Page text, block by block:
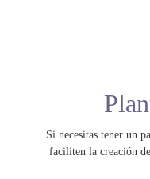
Si necesitas tener un
faciliten la creación